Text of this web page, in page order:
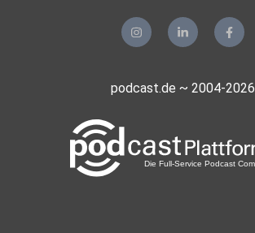
podcast.de ~ 2004-2026